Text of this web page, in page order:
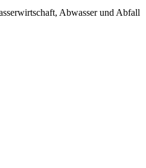
Abwasser und Abfall